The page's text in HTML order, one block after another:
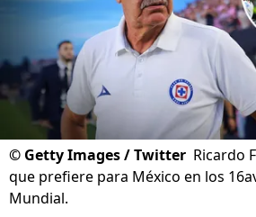
© Getty Images / Twitter Ricardo
que prefiere para México en los
Mundial.